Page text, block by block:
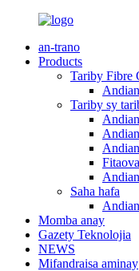
an-trano
Products
Tariby Fibre
Tariby sy
Saha hafa
Momba anay
Gazety Teknolojia
NEWS
Mifandraisa aminay